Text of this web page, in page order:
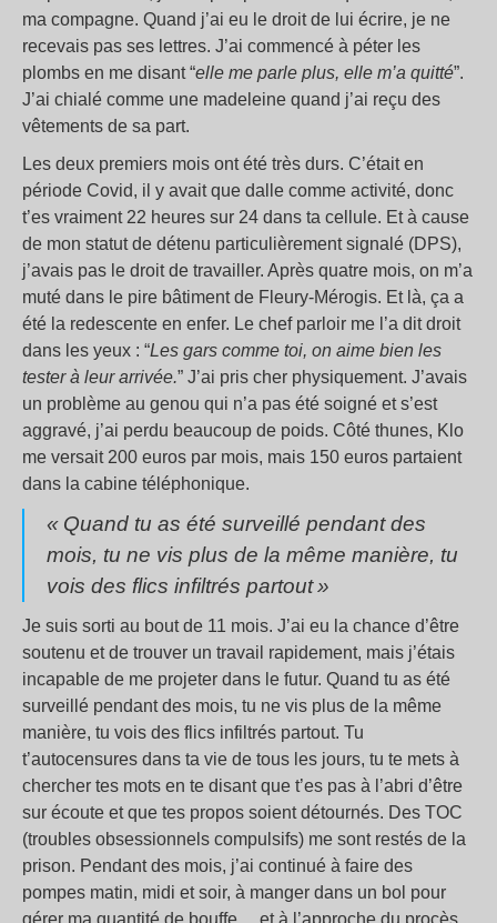
ma compagne. Quand j’ai eu le droit de lui écrire, je ne
recevais pas ses lettres. J’ai commencé à péter les
plombs en me disant “elle me parle plus, elle m’a quitté”.
J’ai chialé comme une madeleine quand j’ai reçu des
vêtements de sa part.
Les deux premiers mois ont été très durs. C’était en
période Covid, il y avait que dalle comme activité, donc
t’es vraiment 22 heures sur 24 dans ta cellule. Et à cause
de mon statut de détenu particulièrement signalé (DPS),
j’avais pas le droit de travailler. Après quatre mois, on m’a
muté dans le pire bâtiment de Fleury-Mérogis. Et là, ça a
été la redescente en enfer. Le chef parloir me l’a dit droit
dans les yeux : “Les gars comme toi, on aime bien les
tester à leur arrivée.” J’ai pris cher physiquement. J’avais
un problème au genou qui n’a pas été soigné et s’est
aggravé, j’ai perdu beaucoup de poids. Côté thunes, Klo
me versait 200 euros par mois, mais 150 euros partaient
dans la cabine téléphonique.
« Quand tu as été surveillé pendant des
mois, tu ne vis plus de la même manière, tu
vois des flics infiltrés partout»
Je suis sorti au bout de 11 mois. J’ai eu la chance d’être
soutenu et de trouver un travail rapidement, mais j’étais
incapable de me projeter dans le futur. Quand tu as été
surveillé pendant des mois, tu ne vis plus de la même
manière, tu vois des flics infiltrés partout. Tu
t’autocensures dans ta vie de tous les jours, tu te mets à
chercher tes mots en te disant que t’es pas à l’abri d’être
sur écoute et que tes propos soient détournés. Des TOC
(troubles obsessionnels compulsifs) me sont restés de la
prison. Pendant des mois, j’ai continué à faire des
pompes matin, midi et soir, à manger dans un bol pour
gérer ma quantité de bouffe… et à l’approche du procès,